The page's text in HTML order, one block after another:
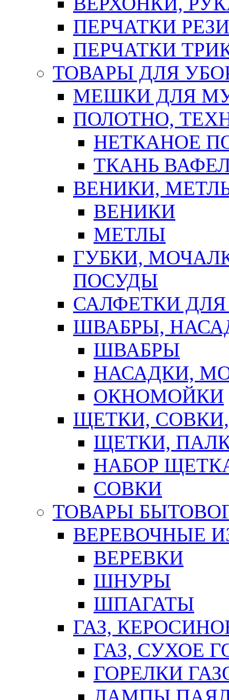
ПЕРЧАТКИ
ПЕРЧАТКИ
ТОВАРЫ ДЛЯ
МЕШКИ ДЛЯ
ПОЛОТНО,
НЕТКАНОЕ
ТКАНЬ
ВЕНИКИ,
ВЕНИКИ
МЕТЛЫ
ГУБКИ,
ПОСУДЫ
САЛФЕТКИ
ШВАБРЫ,
ШВАБРЫ
НАСАДКИ,
ОКНОМОЙКИ
ЩЕТКИ,
ЩЕТКИ,
НАБОР
СОВКИ
ТОВАРЫ
ВЕРЕВОЧНЫЕ
ВЕРЕВКИ
ШНУРЫ
ШПАГАТЫ
ГАЗ,
ГАЗ, СУХОЕ
ГОРЕЛКИ